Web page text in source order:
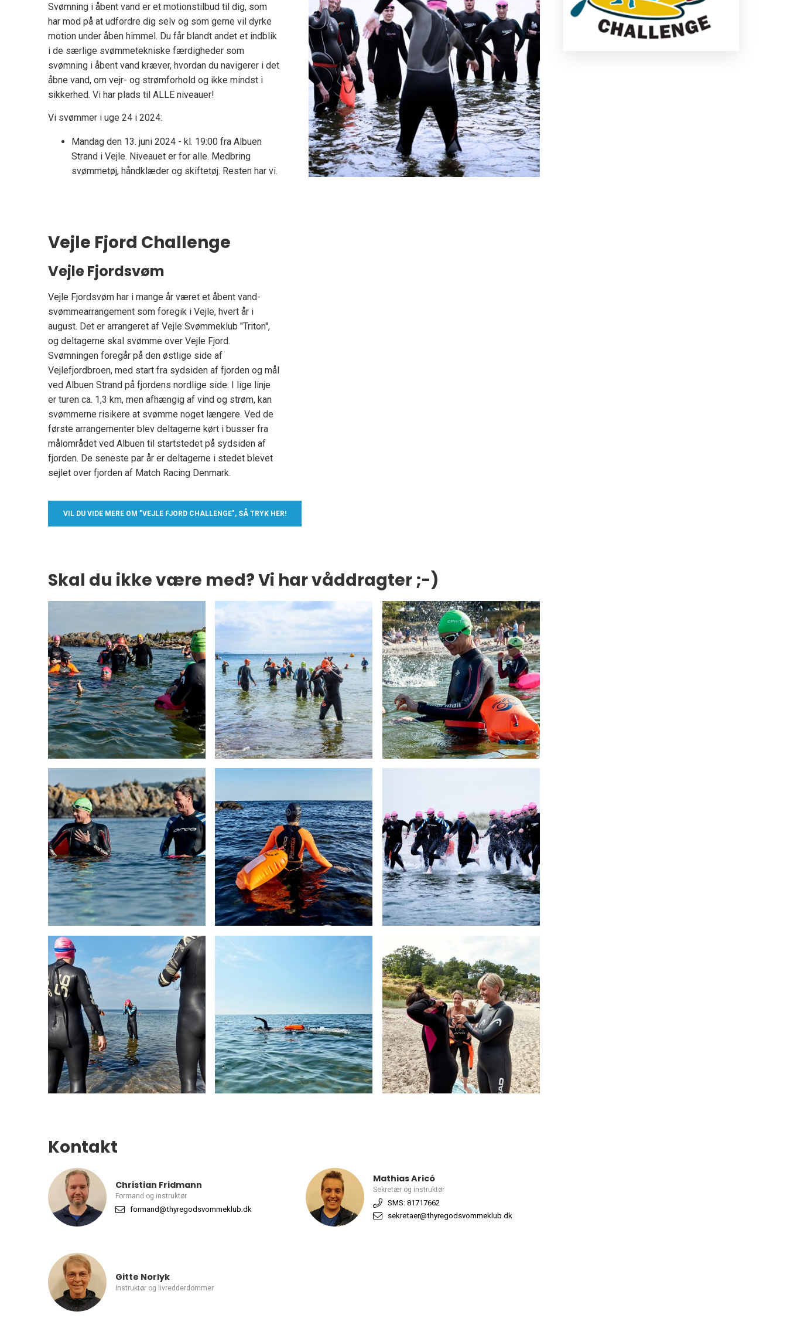
Svømning i åbent vand er et motionstilbud til dig, som
har mod på at udfordre dig selv og som gerne vil dyrke
motion under åben himmel. Du får blandt andet et indblik
i de særlige svømmetekniske færdigheder som
svømning i åbent vand kræver, hvordan du navigerer i det
åbne vand, om vejr- og strømforhold og ikke mindst i
sikkerhed. Vi har plads til ALLE niveauer!
Vi svømmer i uge 24 i 2024:
Mandag den 13. juni 2024 - kl. 19:00 fra Albuen
Strand i Vejle. Niveauet er for alle. Medbring
svømmetøj, håndklæder og skiftetøj. Resten har vi.
Vejle Fjord Challenge
Vejle Fjordsvøm
Vejle Fjordsvøm har i mange år været et åbent vand-
svømmearrangement som foregik i Vejle, hvert år i
august. Det er arrangeret af Vejle Svømmeklub "Triton",
og deltagerne skal svømme over Vejle Fjord.
Svømningen foregår på den østlige side af
Vejlefjordbroen, med start fra sydsiden af fjorden og mål
ved Albuen Strand på fjordens nordlige side. I lige linje
er turen ca. 1,3 km, men afhængig af vind og strøm, kan
svømmerne risikere at svømme noget længere. Ved de
første arrangementer blev deltagerne kørt i busser fra
målområdet ved Albuen til startstedet på sydsiden af
fjorden. De seneste par år er deltagerne i stedet blevet
sejlet over fjorden af Match Racing Denmark.
VIL DU VIDE MERE OM "VEJLE FJORD CHALLENGE", SÅ TRYK HER!
Skal du ikke være med? Vi har våddragter ;-)
Kontakt
Christian Fridmann
Formand og instruktør
formand@thyregodsvommeklub.dk
Mathias Aricó
Sekretær og instruktør
SMS: 81717662
sekretaer@thyregodsvommeklub.dk
Gitte Norlyk
Instruktør og livredderdommer